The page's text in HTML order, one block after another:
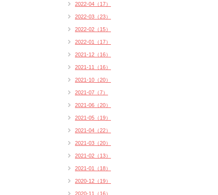
2022-04（17）
2022-03（23）
2022-02（15）
2022-01（17）
2021-12（16）
2021-11（16）
2021-10（20）
2021-07（7）
2021-06（20）
2021-05（19）
2021-04（22）
2021-03（20）
2021-02（13）
2021-01（18）
2020-12（19）
2020-11（16）